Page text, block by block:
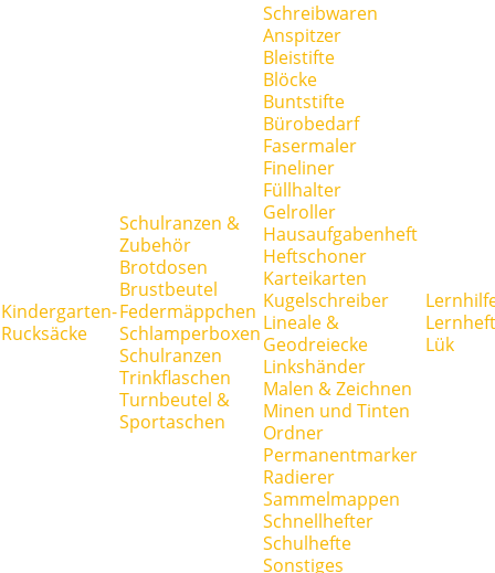
Kindergarten-
Rucksäcke
Schulranzen &
Zubehör
Brotdosen
Brustbeutel
Federmäppchen
Schlamperboxen
Schulranzen
Trinkflaschen
Turnbeutel &
Sportaschen
Schreibwaren
Anspitzer
Bleistifte
Blöcke
Buntstifte
Bürobedarf
Fasermaler
Fineliner
Füllhalter
Gelroller
Hausaufgabenheft
Heftschoner
Karteikarten
Kugelschreiber
Lineale &
Geodreiecke
Linkshänder
Malen & Zeichnen
Minen und Tinten
Ordner
Permanentmarker
Radierer
Sammelmappen
Schnellhefter
Schulhefte
Sonstiges
Lük